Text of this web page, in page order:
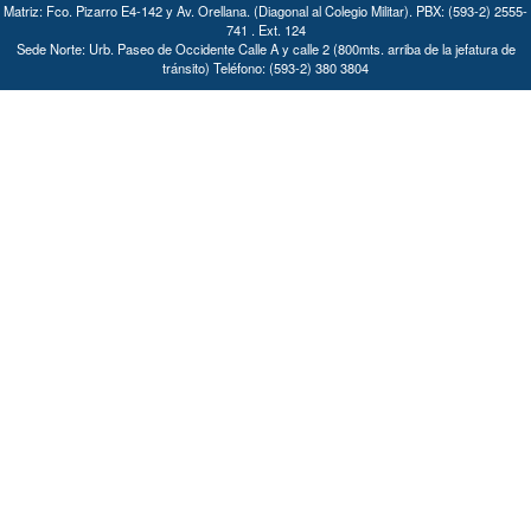
Matriz: Fco. Pizarro E4-142 y Av. Orellana. (Diagonal al Colegio Militar). PBX: (593-2) 2555-
741 . Ext. 124
Sede Norte: Urb. Paseo de Occidente Calle A y calle 2 (800mts. arriba de la jefatura de
tránsito) Teléfono: (593-2) 380 3804